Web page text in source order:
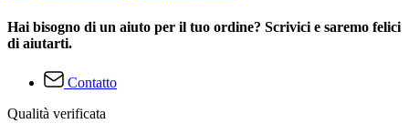
Hai bisogno di un aiuto per il tuo ordine? Scrivici e saremo felici
di aiutarti.
Contatto
Qualità verificata